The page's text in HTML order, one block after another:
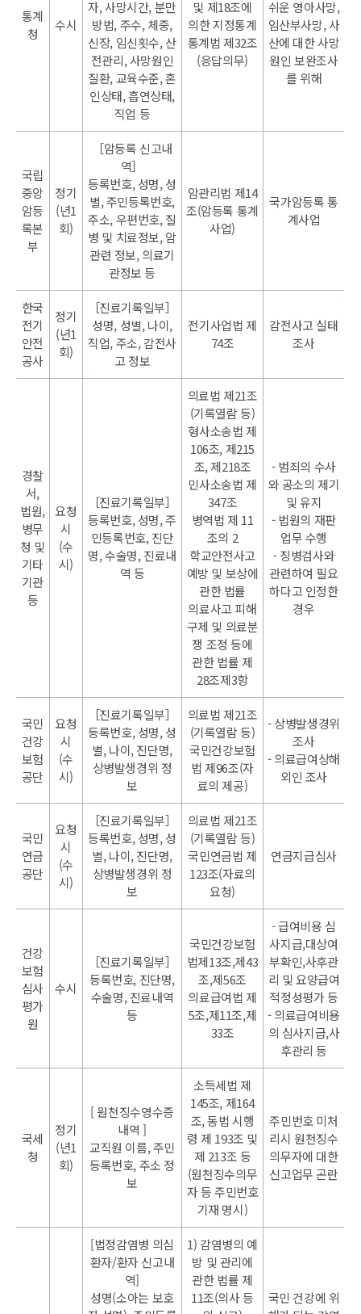
통계
청
수시
자, 사망시간, 분만
방법, 주수, 체중,
신장, 임신횟수, 산
전관리, 사망원인
질환, 교육수준, 혼
인상태, 흡연상태,
직업 등
및 제18조에
의한 지정통계
통계법 제32조
(응답의무)
쉬운 영아사망,
임산부사망, 사
산에 대한 사망
원인 보완조사
를 위해
국립
중앙
암등
록본
부
정기
(년1
회)
［암등록 신고내
역］
등록번호, 성명, 성
별, 주민등록번호,
주소, 우편번호, 질
병 및 치료정보, 암
관련 정보, 의료기
관정보 등
암관리법 제14
조(암등록 통계
사업)
국가암등록 통
계사업
한국
전기
안전
공사
정기
(년1
회)
［진료기록일부］
성명, 성별, 나이,
직업, 주소, 감전사
고 정보
전기사업법 제
74조
감전사고 실태
조사
경찰
서,
법원,
병무
청 및
기타
기관
등
요청
시
(수
시)
［진료기록일부］
등록번호, 성명, 주
민등록번호, 진단
명, 수술명, 진료내
역 등
의료법 제21조
(기록열람 등)
형사소송법 제
106조, 제215
조, 제218조
민사소송법 제
347조
병역법 제 11
조의 2
학교안전사고
예방 및 보상에
관한 법률
의료사고 피해
구제 및 의료분
쟁 조정 등에
관한 법률 제
28조제3항
- 범죄의 수사
와 공소의 제기
및 유지
- 법원의 재판
업무 수행
- 징병검사와
관련하여 필요
하다고 인정한
경우
국민
건강
보험
공단
요청
시
(수
시)
［진료기록일부］
등록번호, 성명, 성
별, 나이, 진단명,
상병발생경위 정
보
의료법 제21조
(기록열람 등)
국민건강보험
법 제96조(자
료의 제공)
- 상병발생경위
조사
- 의료급여상해
외인 조사
국민
연금
공단
요청
시
(수
시)
［진료기록일부］
등록번호, 성명, 성
별, 나이, 진단명,
상병발생경위 정
보
의료법 제21조
(기록열람 등)
국민연금법 제
123조(자료의
요청)
연금지급심사
건강
보험
심사
평가
원
수시
［진료기록일부］
등록번호, 진단명,
수술명, 진료내역
등
국민건강보험
법제13조,제43
조,제56조
의료급여법 제
5조,제11조,제
33조
- 급여비용 심
사지급,대상여
부확인,사후관
리 및 요양급여
적정성평가 등
- 의료급여비용
의 심사지급,사
후관리 등
국세
청
정기
(년1
회)
[ 원천징수영수증
내역 ]
교직원 이름, 주민
등록번호, 주소 정
보
소득세법 제
145조, 제164
조, 동법 시행
령 제 193조 및
제 213조 등
(원천징수의무
자 등 주민번호
기재 명시)
주민번호 미처
리시 원천징수
의무자에 대한
신고업무 곤란
[법정감염병 의심
환자/환자 신고내
역]
성명(소아는 보호
1) 감염병의 예
방 및 관리에
관한 법률 제
11조(의사 등
국민 건강에 위